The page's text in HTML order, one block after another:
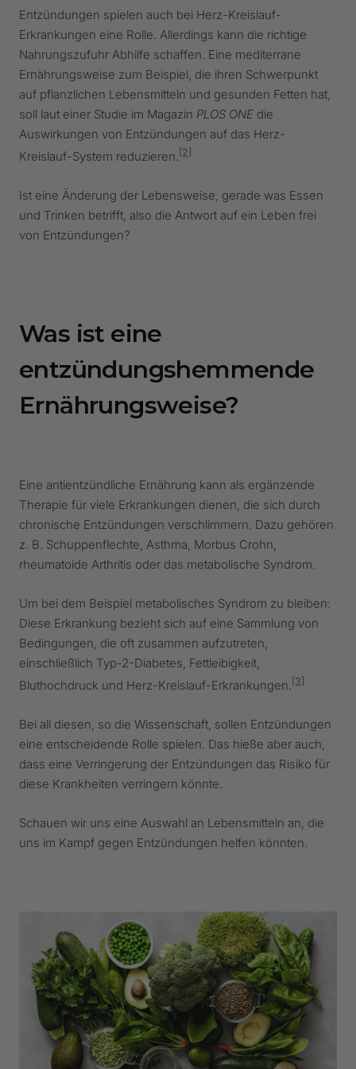
Entzündungen spielen auch bei Herz-Kreislauf-
Erkrankungen eine Rolle. Allerdings kann die richtige
Nahrungszufuhr Abhilfe schaffen. Eine mediterrane
Ernährungsweise zum Beispiel, die ihren Schwerpunkt
auf pflanzlichen Lebensmitteln und gesunden Fetten hat,
soll laut einer Studie im Magazin PLOS ONE die
Auswirkungen von Entzündungen auf das Herz-
Kreislauf-System reduzieren. [2]
Ist eine Änderung der Lebensweise, gerade was Essen
und Trinken betrifft, also die Antwort auf ein Leben frei
von Entzündungen?
Was ist eine
entzündungshemmende
Ernährungsweise?
Eine antientzündliche Ernährung kann als ergänzende
Therapie für viele Erkrankungen dienen, die sich durch
chronische Entzündungen verschlimmern. Dazu gehören
z. B. Schuppenflechte, Asthma, Morbus Crohn,
rheumatoide Arthritis oder das metabolische Syndrom.
Um bei dem Beispiel metabolisches Syndrom zu bleiben:
Diese Erkrankung bezieht sich auf eine Sammlung von
Bedingungen, die oft zusammen aufzutreten,
einschließlich Typ-2-Diabetes, Fettleibigkeit,
Bluthochdruck und Herz-Kreislauf-Erkrankungen. [3]
Bei all diesen, so die Wissenschaft, sollen Entzündungen
eine entscheidende Rolle spielen. Das hieße aber auch,
dass eine Verringerung der Entzündungen das Risiko für
diese Krankheiten verringern könnte.
Schauen wir uns eine Auswahl an Lebensmitteln an, die
uns im Kampf gegen Entzündungen helfen könnten.